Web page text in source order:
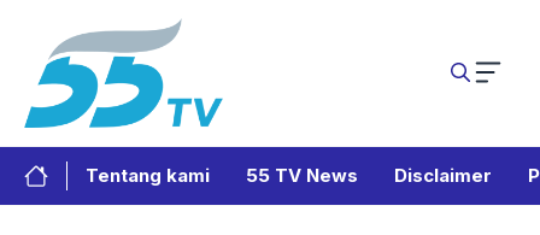
Tentang kami 55 TV News Disclaimer